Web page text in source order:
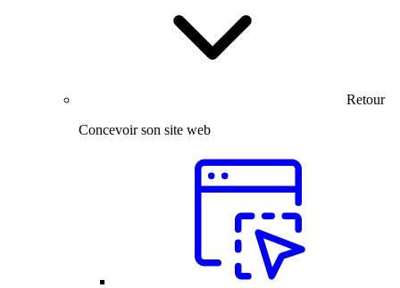
Retour
Concevoir son site web